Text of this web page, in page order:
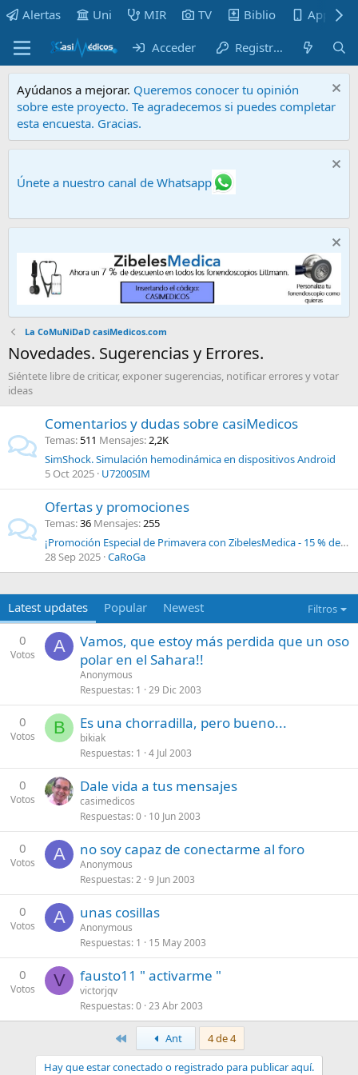
Alertas Uni MIR TV Biblio Apps
Acceder Registrarse
Ayúdanos a mejorar. Queremos conocer tu opinión
sobre este proyecto. Te agradecemos si puedes completar
esta encuesta. Gracias.
Únete a nuestro canal de Whatsapp
La CoMuNiDaD casiMedicos.com
Novedades. Sugerencias y Errores.
Siéntete libre de criticar, exponer sugerencias, notificar errores y votar
ideas
Comentarios y dudas sobre casiMedicos
Temas 511 Mensajes 2,2K
SimShock. Simulación hemodinámica en dispositivos Android
5 Oct 2025 U7200SIM
Ofertas y promociones
Temas 36 Mensajes 255
¡Promoción Especial de Primavera con ZibelesMedica - 15 % de descuento!
28 Sep 2025 CaRoGa
Latest updates Popular Newest Filtros
0
Votos A
Vamos, que estoy más perdida que un oso
polar en el Sahara!!
Anonymous
Respuestas 1 29 Dic 2003
0
Votos B Es una chorradilla, pero bueno...
bikiak
Respuestas 1 4 Jul 2003
0
Votos
Dale vida a tus mensajes
casimedicos
Respuestas 0 10 Jun 2003
0
Votos A no soy capaz de conectarme al foro
Anonymous
Respuestas 2 9 Jun 2003
0
Votos A unas cosillas
Anonymous
Respuestas 1 15 May 2003
0
Votos V fausto11 " activarme "
victorjqv
Respuestas 0 23 Abr 2003
PrimeroAnt
4 de 4
Hay que estar conectado o registrado para publicar aquí.